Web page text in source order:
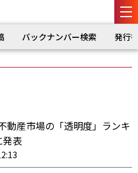
バックナンバー検索 発行
動産市場の「透明度」ランキ
発表